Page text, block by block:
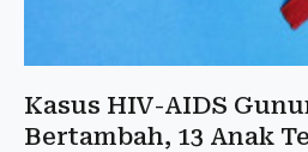
Kasus HIV-AIDS
Bertambah, 13 Anak